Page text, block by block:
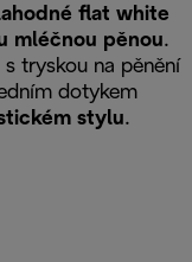
flat white
mléčnou pěnou.
tryskou na pěnění
dotykem
stylu.